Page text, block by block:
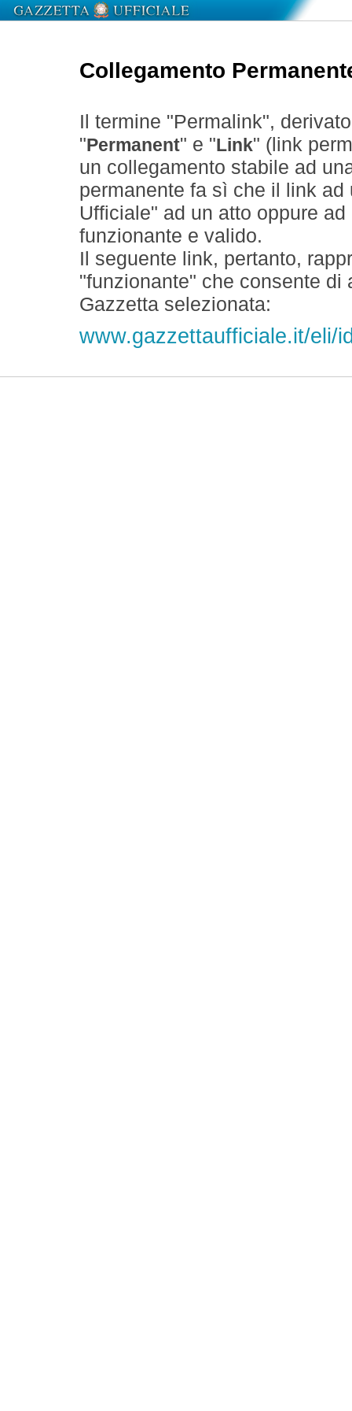
Collegamento
Il termine "Permalink",
" Permanent" e " Link" (link
un collegamento stabile ad
permanente fa sì che il link
Ufficiale" ad un atto oppure
funzionante e valido.
Il seguente link, pertanto,
"funzionante" che consente
Gazzetta selezionata:
www.gazzettaufficiale.it/eli/